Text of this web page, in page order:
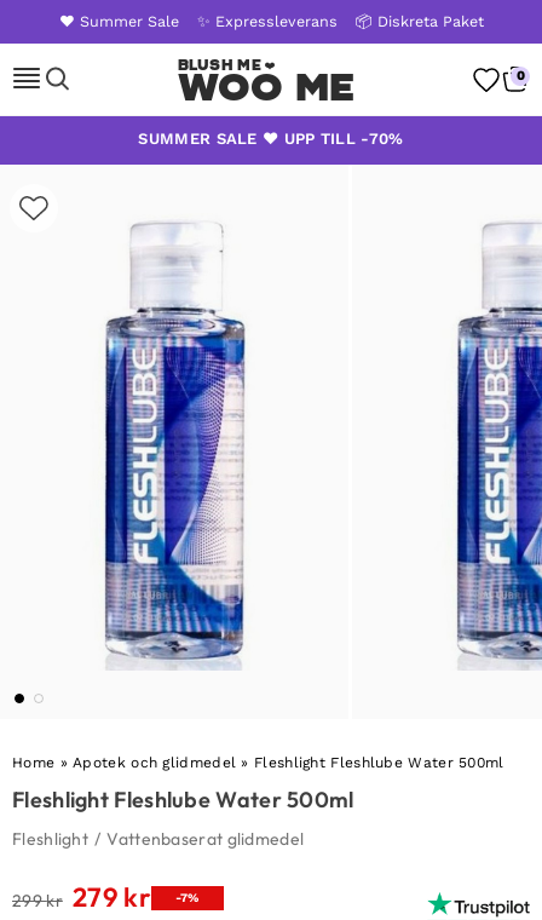
❤️ Summer Sale ✨ Expressleverans 📦 Diskreta Paket
Woo Me 0
SUMMER SALE ❤️ UPP TILL -70%
Home »Apotek och glidmedel » Fleshlight Fleshlube Water 500ml
Fleshlight Fleshlube Water 500ml
Fleshlight / Vattenbaserat glidmedel
299kr Det
279 krDet-7%